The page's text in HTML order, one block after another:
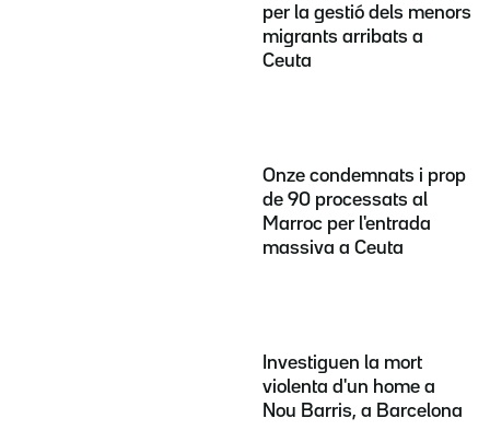
per la gestió dels menors
migrants arribats a
Ceuta
Onze condemnats i prop
de 90 processats al
Marroc per l'entrada
massiva a Ceuta
Investiguen la mort
violenta d'un home a
Nou Barris, a Barcelona